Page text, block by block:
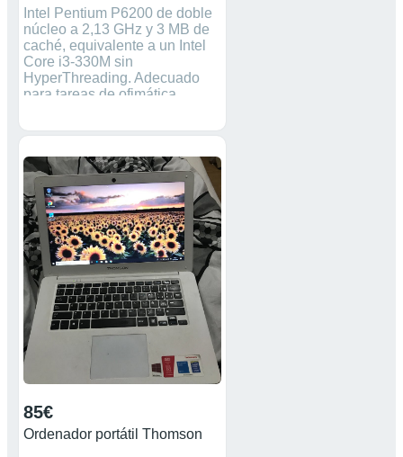
Intel Pentium P6200 de doble
núcleo a 2,13 GHz y 3 MB de
caché, equivalente a un Intel
Core i3-330M sin
HyperThreading. Adecuado
para tareas de ofimática
para navegar por internet.
Disco HDD de 320 GB a 5400
rpm SATA Memoria RAM de 4
GB a 1066 MHz Procesador
Intel Pentium P6200 a 2.13
GHz Gráficos Intel Hd
Graphics Sistema operativo:
actualizado a Windows 10.
Estéticamente en perfecto
estado. Los altavoces fallan,
emiten un sonido extraño
durante la reproducción de
música. Para uso basico como
ofimática o internet,
rendimiento lento. Duración
aproximada de la batería: 35-
85€
Ordenador portátil Thomson